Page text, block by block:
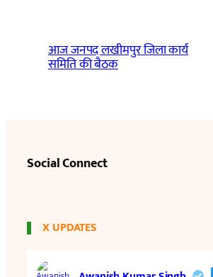
आज जनपद लखीमपुर जिला कार्य
समिति की बैठक
Social Connect
X UPDATES